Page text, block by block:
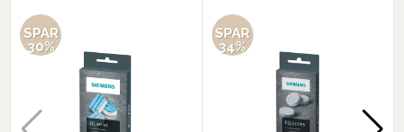
SPAR
30%
SPAR
34%